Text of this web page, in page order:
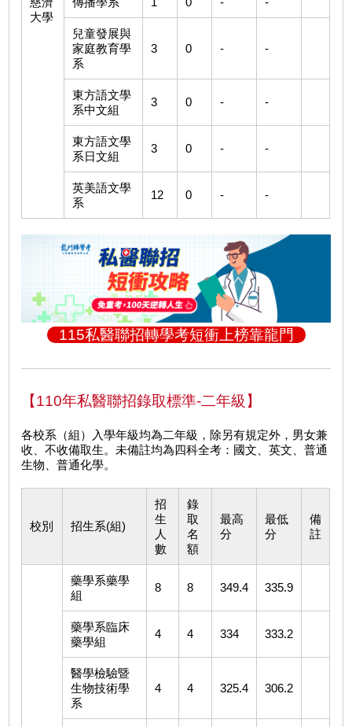
大學
兒童發展與
家庭教育學
系
3 0 - -
東方語文學
系中文組
3 0 - -
東方語文學
系日文組
3 0 - -
英美語文學
系
12 0 - -
115私醫聯招轉學考短衝上榜靠龍門
【110年私醫聯招錄取標準-二年級】
各校系（組）入學年級均為二年級，除另有規定外，男女兼
收、不收備取生。未備註均為四科全考：國文、英文、普通
生物、普通化學。
校別 招生系(組)
招
生
人
數
錄
取
名
額
最高
分
最低
分
備
註
藥學系藥學
組
8 8 349.4 335.9
藥學系臨床
藥學組
4 4 334 333.2
醫學檢驗暨
生物技術學
系
4 4 325.4 306.2